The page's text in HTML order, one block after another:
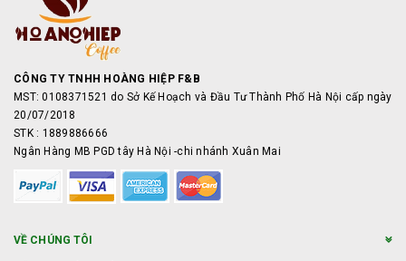
CÔNG TY TNHH HOÀNG HIỆP F&B
MST: 0108371521 do Sở Kế Hoạch và Đầu Tư Thành Phố Hà Nội cấp ngày
20/07/2018
STK : 1889886666
Ngân Hàng MB PGD tây Hà Nội -chi nhánh Xuân Mai
VỀ CHÚNG TÔI